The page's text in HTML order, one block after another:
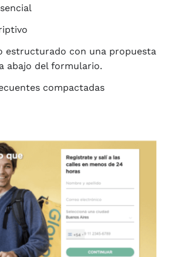
estructurado con una propuesta
abajo del formulario.
compactadas